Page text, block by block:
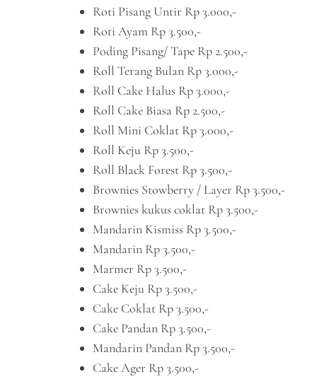
Roti Pisang Untir Rp 3.000,-
Roti Ayam Rp 3.500,-
Poding Pisang/ Tape Rp 2.500,-
Roll Terang Bulan Rp 3.000,-
Roll Cake Halus Rp 3.000,-
Roll Cake Biasa Rp 2.500,-
Roll Mini Coklat Rp 3.000,-
Roll Keju Rp 3.500,-
Roll Black Forest Rp 3.500,-
Brownies Stowberry / Layer Rp 3.500,-
Brownies kukus coklat Rp 3.500,-
Mandarin Kismiss Rp 3.500,-
Mandarin Rp 3.500,-
Marmer Rp 3.500,-
Cake Keju Rp 3.500,-
Cake Coklat Rp 3.500,-
Cake Pandan Rp 3.500,-
Mandarin Pandan Rp 3.500,-
Cake Ager Rp 3.500,-